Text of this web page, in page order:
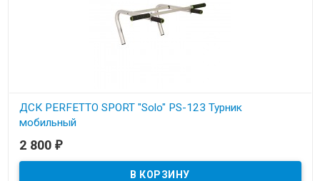
ДСК PERFETTO SPORT "Solo" PS-123 Турник
мобильный
В наличии
2 800 ₽